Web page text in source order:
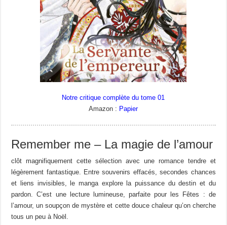
Notre critique complète du tome 01
Amazon : Papier
Remember me – La magie de l’amour
clôt magnifiquement cette sélection avec une romance tendre et
légèrement fantastique. Entre souvenirs effacés, secondes chances
et liens invisibles, le manga explore la puissance du destin et du
pardon. C’est une lecture lumineuse, parfaite pour les Fêtes : de
l’amour, un soupçon de mystère et cette douce chaleur qu’on cherche
tous un peu à Noël.